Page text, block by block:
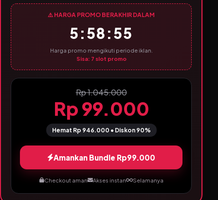
⚠️ HARGA PROMO BERAKHIR DALAM
5:58:54
Harga promo mengikuti periode iklan.
Sisa: 7 slot promo
Rp 1.045.000
Rp 99.000
Hemat Rp 946.000 • Diskon 90%
Amankan Bundle Rp99.000
Checkout aman Akses instan Selamanya